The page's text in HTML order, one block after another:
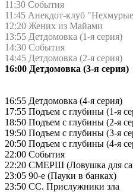
11:30 События
11:45 Анекдот-клуб
12:20 Жених из Майами
13:55 Детдомовка (1-я серия)
14:30 События
14:45 Детдомовка (2-я серия)
16:00 Детдомовка (3-я серия)
16:55 Детдомовка (4-я серия)
17:55 Подъем с глубины (1-я
18:50 Подъем с глубины (2-я
19:50 Подъем с глубины (3-я
20:50 Подъем с глубины (4-я
22:00 События
22:20 СМЕРШ (Ловушка для
23:05 90-е (Пауки в банках)
23:50 СС. Прислужники зла